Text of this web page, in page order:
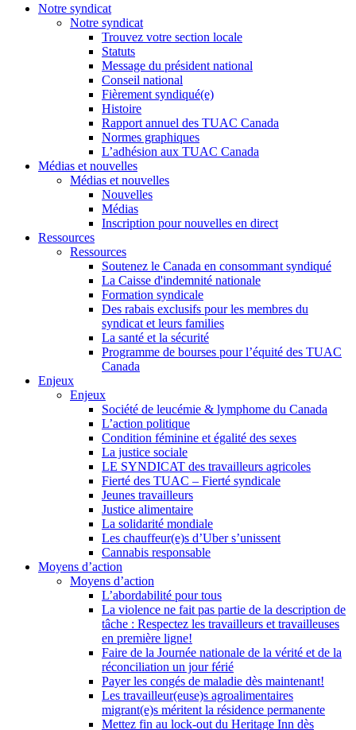
Notre syndicat
Notre syndicat
Trouvez votre section locale
Statuts
Message du président national
Conseil national
Fièrement syndiqué(e)
Histoire
Rapport annuel des TUAC Canada
Normes graphiques
L’adhésion aux TUAC Canada
Médias et nouvelles
Médias et nouvelles
Nouvelles
Médias
Inscription pour nouvelles en direct
Ressources
Ressources
Soutenez le Canada en consommant syndiqué
La Caisse d'indemnité nationale
Formation syndicale
Des rabais exclusifs pour les membres du
syndicat et leurs families
La santé et la sécurité
Programme de bourses pour l’équité des TUAC
Canada
Enjeux
Enjeux
Société de leucémie & lymphome du Canada
L’action politique
Condition féminine et égalité des sexes
La justice sociale
LE SYNDICAT des travailleurs agricoles
Fierté des TUAC – Fierté syndicale
Jeunes travailleurs
Justice alimentaire
La solidarité mondiale
Les chauffeur(e)s d’Uber s’unissent
Cannabis responsable
Moyens d’action
Moyens d’action
L’abordabilité pour tous
La violence ne fait pas partie de la description de
tâche : Respectez les travailleurs et travailleuses
en première ligne!
Faire de la Journée nationale de la vérité et de la
réconciliation un jour férié
Payer les congés de maladie dès maintenant!
Les travailleur(euse)s agroalimentaires
migrant(e)s méritent la résidence permanente
Mettez fin au lock-out du Heritage Inn dès